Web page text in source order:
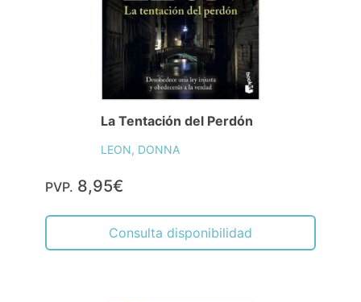
La Tentación del Perdón
LEON, DONNA
PVP. 8,95€
Consulta disponibilidad